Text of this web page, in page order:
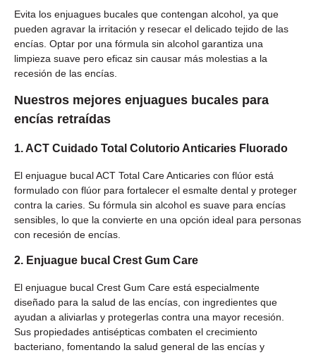
Evita los enjuagues bucales que contengan alcohol, ya que
pueden agravar la irritación y resecar el delicado tejido de las
encías. Optar por una fórmula sin alcohol garantiza una
limpieza suave pero eficaz sin causar más molestias a la
recesión de las encías.
Nuestros mejores enjuagues bucales para
encías retraídas
1. ACT Cuidado Total Colutorio Anticaries Fluorado
El enjuague bucal ACT Total Care Anticaries con flúor está
formulado con flúor para fortalecer el esmalte dental y proteger
contra la caries. Su fórmula sin alcohol es suave para encías
sensibles, lo que la convierte en una opción ideal para personas
con recesión de encías.
2. Enjuague bucal Crest Gum Care
El enjuague bucal Crest Gum Care está especialmente
diseñado para la salud de las encías, con ingredientes que
ayudan a aliviarlas y protegerlas contra una mayor recesión.
Sus propiedades antisépticas combaten el crecimiento
bacteriano, fomentando la salud general de las encías y